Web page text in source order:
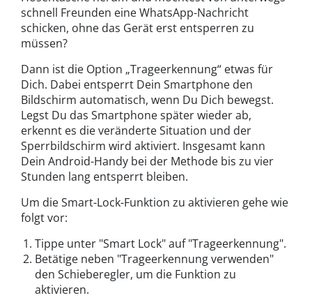
schnell Freunden eine WhatsApp-Nachricht
schicken, ohne das Gerät erst entsperren zu
müssen?
Dann ist die Option „Trageerkennung“ etwas für
Dich. Dabei entsperrt Dein Smartphone den
Bildschirm automatisch, wenn Du Dich bewegst.
Legst Du das Smartphone später wieder ab,
erkennt es die veränderte Situation und der
Sperrbildschirm wird aktiviert. Insgesamt kann
Dein Android-Handy bei der Methode bis zu vier
Stunden lang entsperrt bleiben.
Um die Smart-Lock-Funktion zu aktivieren gehe wie
folgt vor:
Tippe unter "Smart Lock" auf "Trageerkennung".
Betätige neben "Trageerkennung verwenden"
den Schieberegler, um die Funktion zu
aktivieren.